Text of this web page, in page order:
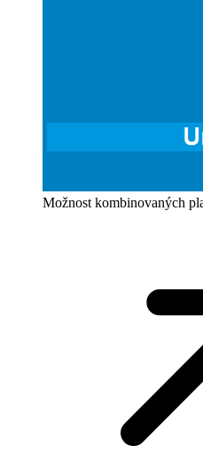
Možnost kombinovaných